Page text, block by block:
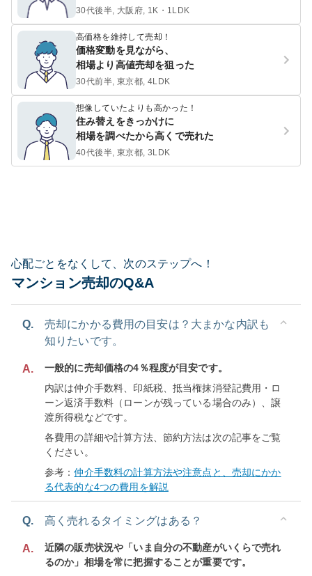
30代後半, 大阪府, 1K・1LDK
高価格を維持して売却！
価格変動を見ながら、
相場より高値売却を狙った
30代前半, 東京都, 4LDK
想像していたよりも高かった！
住み替えをきっかけに
相場を調べたから高くで売れた
40代後半, 東京都, 3LDK
心配ごとをなくして、次のステップへ！
マンション売却のQ&A
Q.
売却にかかる費用の目安は？大まかな内訳も
知りたいです。
A.
一般的に売却価格の4％程度が目安です。
内訳は仲介手数料、印紙税、抵当権抹消登記費用・ロ
ーン返済手数料（ローンが残っている場合のみ）、譲
渡所得税などです。
各費用の詳細や計算方法、節約方法は次の記事をご覧
ください。
参考：仲介手数料の計算方法や注意点と、売却にかか
る代表的な4つの費用を解説
Q. 高く売れるタイミングはある？
A.
近隣の販売状況や「いま自分の不動産がいくらで売れ
るのか」相場を常に把握することが重要です。